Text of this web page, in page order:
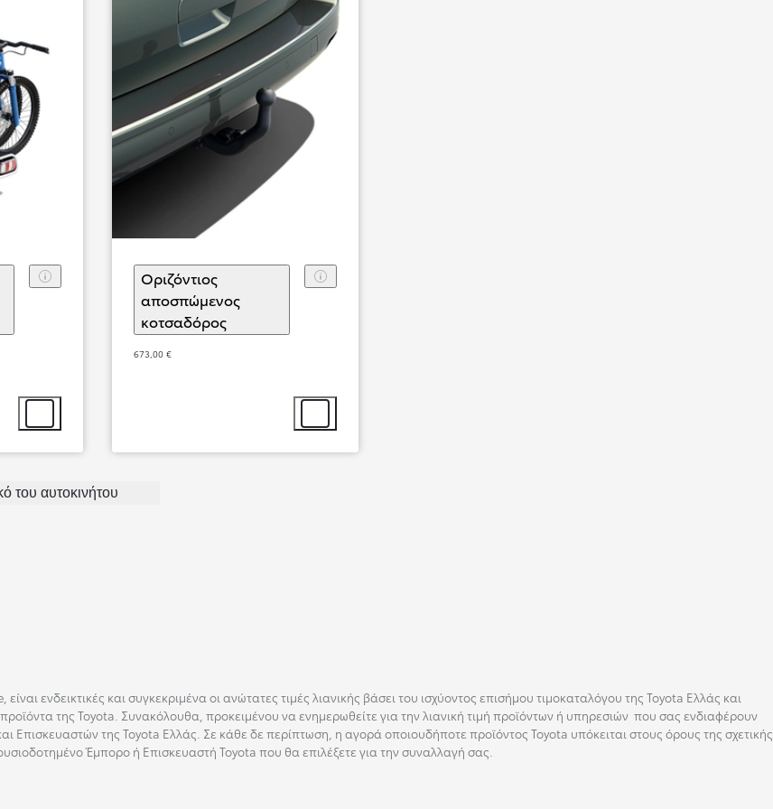
384,13 € /Μήνα
Toyota C-HR+
Αγοράστε Online
BATTERY ELECTRIC
Toyota bZ4X
Αγοράστε Online
BATTERY ELECTRIC
Οριζόντιος
αποσπώμενος
κοτσαδόρος(
673,00 €
του αυτοκινήτου
ενδεικτικές και συγκεκριμένα οι ανώτατες τιμές λιανικής βάσει του ισχύοντος επισήμου τιμοκαταλόγου της Toyota Ελλάς και
της Toyota. Συνακόλουθα, προκειμένου να ενημερωθείτε για την λιανική τιμή προϊόντων ή υπηρεσιών που σας ενδιαφέρουν
Επισκευαστών της Toyota Ελλάς. Σε κάθε δε περίπτωση, η αγορά οποιουδήποτε προϊόντος Toyota υπόκειται στους όρους της σχετικής
Έμπορο ή Επισκευαστή Toyota που θα επιλέξετε για την συναλλαγή σας.